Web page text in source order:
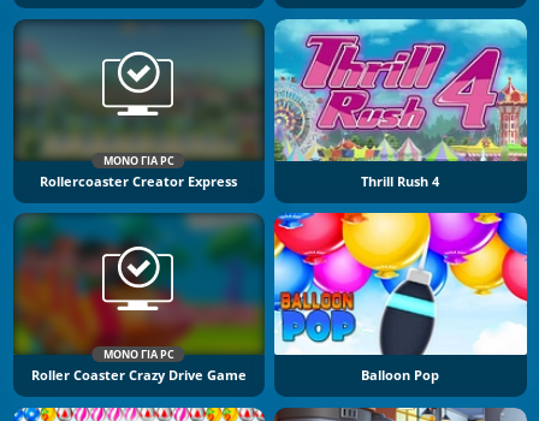
ΜΌΝΟ ΓΙΑ PC
Rollercoaster Creator Express Thrill Rush 4
ΜΌΝΟ ΓΙΑ PC
Roller Coaster Crazy Drive Game Balloon Pop